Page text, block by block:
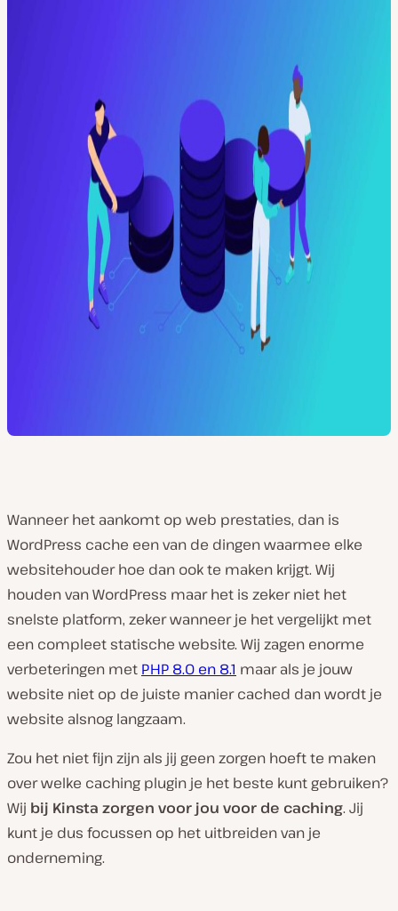
Wanneer het aankomt op web prestaties, dan is
WordPress cache een van de dingen waarmee elke
websitehouder hoe dan ook te maken krijgt. Wij
houden van WordPress maar het is zeker niet het
snelste platform, zeker wanneer je het vergelijkt met
een compleet statische website. Wij zagen enorme
verbeteringen met PHP 8.0 en 8.1 maar als je jouw
website niet op de juiste manier cached dan wordt je
website alsnog langzaam.
Zou het niet fijn zijn als jij geen zorgen hoeft te maken
over welke caching plugin je het beste kunt gebruiken?
Wij bij Kinsta zorgen voor jou voor de caching. Jij
kunt je dus focussen op het uitbreiden van je
onderneming.